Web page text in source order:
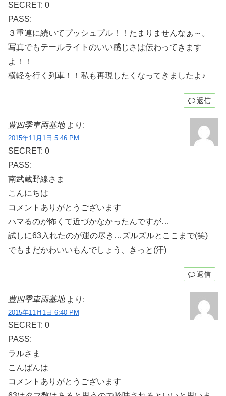
SECRET: 0
PASS:
３重連に続いてプッシュプル！！たまりませんなぁ～。
写真でもテールライトのいい感じさは伝わってきます
よ！！
横軽を行く列車！！私も再現したくなってきましたよ♪
返信
豊四季車両基地 より:
2015年11月1日 5:46 PM
SECRET: 0
PASS:
南武蔵野線さま
こんにちは
コメントありがとうございます
ハマるのが怖くて近づかなかったんですが…
試しに63入れたのが運の尽き…ズルズルとここまで(笑)
でもまだかわいいもんでしょう、きっと(汗)
返信
豊四季車両基地 より:
2015年11月1日 6:40 PM
SECRET: 0
PASS:
ラルさま
こんばんは
コメントありがとうございます